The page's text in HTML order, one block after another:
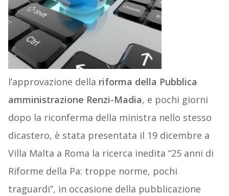
l’approvazione della riforma della Pubblica
amministrazione Renzi-Madia, e pochi giorni
dopo la riconferma della ministra nello stesso
dicastero, è stata presentata il 19 dicembre a
Villa Malta a Roma la ricerca inedita “25 anni di
Riforme della Pa: troppe norme, pochi
traguardi”, in occasione della pubblicazione